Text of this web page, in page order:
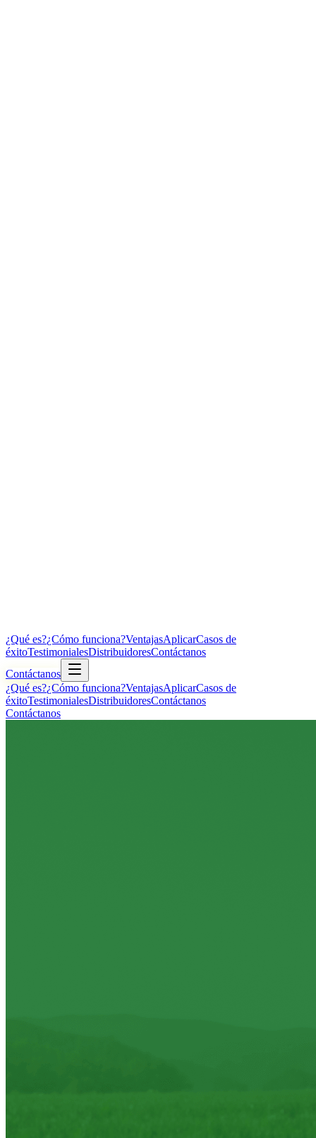
¿Qué es?¿Cómo funciona?VentajasAplicarCasos de
éxitoTestimonialesDistribuidoresContáctanos
Contáctanos
¿Qué es?¿Cómo funciona?VentajasAplicarCasos de
éxitoTestimonialesDistribuidoresContáctanos
Contáctanos